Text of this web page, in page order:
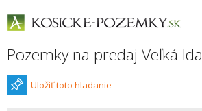
Pozemky na predaj Veľká Ida
Uložiť toto hladanie